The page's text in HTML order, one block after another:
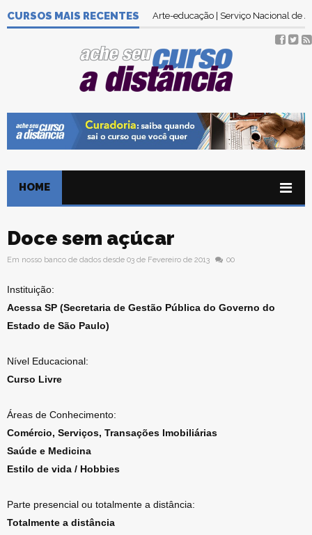
CURSOS MAIS RECENTES Arte-educação | Serviço Nacional de
HOME
Doce sem açúcar
Em nosso banco de dados desde 03 de Fevereiro de 2013 00
Instituição:
Acessa SP (Secretaria de Gestão Pública do Governo do
Estado de São Paulo)
Nível Educacional:
Curso Livre
Áreas de Conhecimento:
Comércio, Serviços, Transações Imobiliárias
Saúde e Medicina
Estilo de vida / Hobbies
Parte presencial ou totalmente a distância:
Totalmente a distância